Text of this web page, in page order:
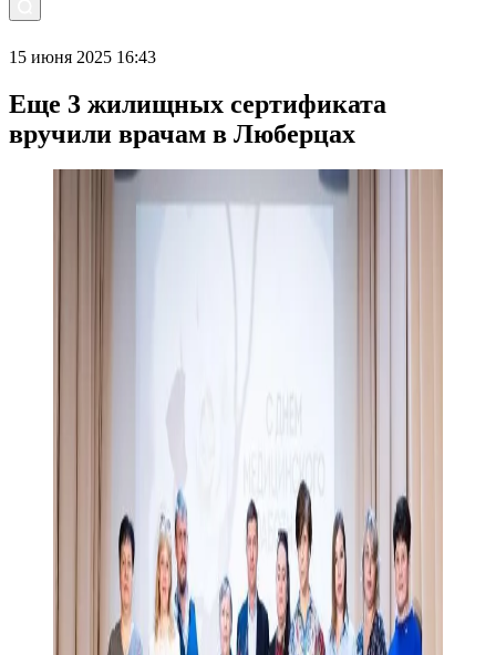
15 июня 2025 16:43
Еще 3 жилищных сертификата
вручили врачам в Люберцах